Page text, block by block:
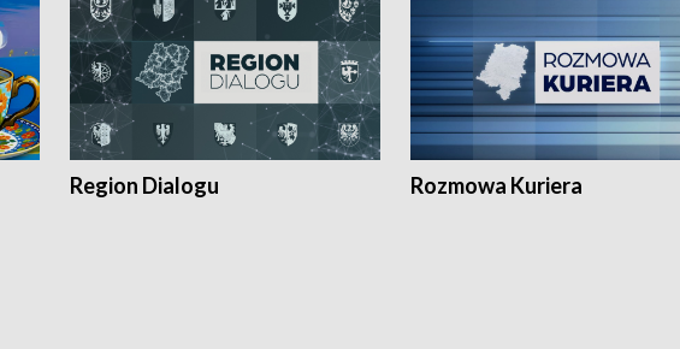
Region Dialogu Rozmowa Kuriera